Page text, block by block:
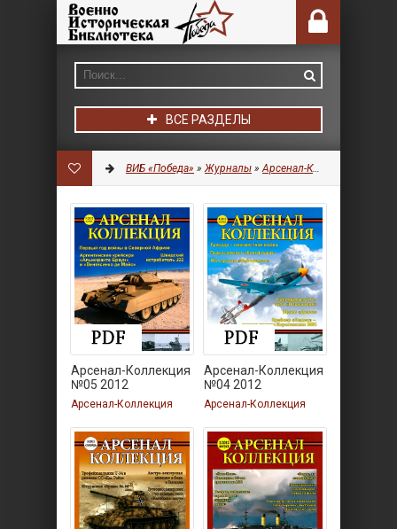
ВСЕ РАЗДЕЛЫ
ВИБ «Победа» »Журналы »Арсенал-Коллекция
Арсенал-Коллекция
№05 2012
Арсенал-Коллекция
Арсенал-Коллекция
№04 2012
Арсенал-Коллекция